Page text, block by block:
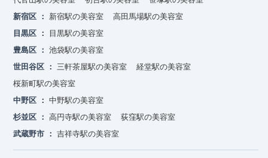
新宿区
新宿駅の美容室
高田馬場駅の美容室
目黒区
目黒駅の美容室
豊島区
池袋駅の美容室
世田谷区
三軒茶屋駅の美容室
経堂駅の美容室
桜新町駅の美容室
中野区
中野駅の美容室
杉並区
高円寺駅の美容室
荻窪駅の美容室
武蔵野市
吉祥寺駅の美容室